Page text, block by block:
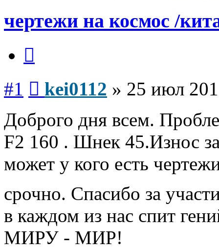
чертежи на космос /
#1 kei0112 » 25 июл
Доброго дня всем.
F2 160 . Шнек 45.Износ
может у кого есть
срочно. Спасибо за
в каждом из нас спит
МИРУ - МИР!